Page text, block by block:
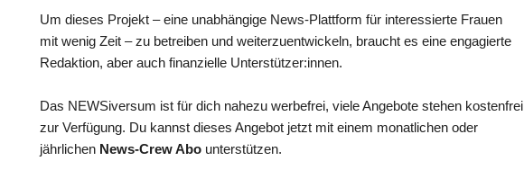
Um dieses Projekt – eine unabhängige News-Plattform für interessierte Frauen
mit wenig Zeit – zu betreiben und weiterzuentwickeln, braucht es eine engagierte
Redaktion, aber auch finanzielle Unterstützer:innen.
Das NEWSiversum ist für dich nahezu werbefrei, viele Angebote stehen kostenfrei
zur Verfügung. Du kannst dieses Angebot jetzt mit einem monatlichen oder
jährlichen News-Crew Abo unterstützen.